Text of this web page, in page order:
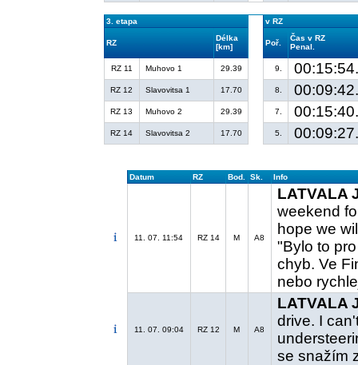
3. etapa v RZ
RZ
Délka
[km]
Poř.
Čas v RZ
Penal.
RZ 11 Muhovo 1 29.39 9.
RZ 12 Slavovitsa 1 17.70 8.
RZ 13 Muhovo 2 29.39 7.
RZ 14 Slavovitsa 2 17.70 5.
Datum RZ Bod. Sk. Info
11. 07. 11:54 RZ 14 M A8
LATVALA
weekend
hope we
"Bylo to
chyb. Ve
nebo
11. 07. 09:04 RZ 12 M A8
LATVALA
drive. I
se snažím